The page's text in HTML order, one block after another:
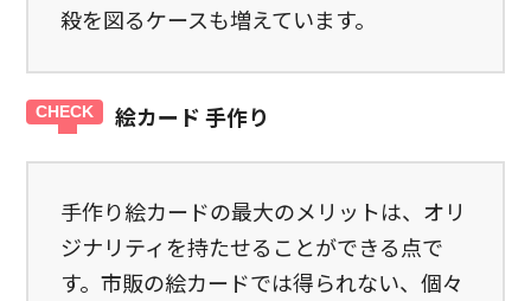
殺を図るケースも増えています。
絵カード 手作り
手作り絵カードの最大のメリットは、オリ
ジナリティを持たせることができる点で
す。市販の絵カードでは得られない、個々